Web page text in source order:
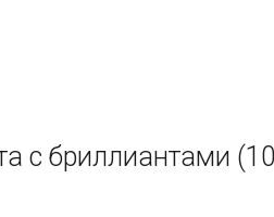
c бриллиантами